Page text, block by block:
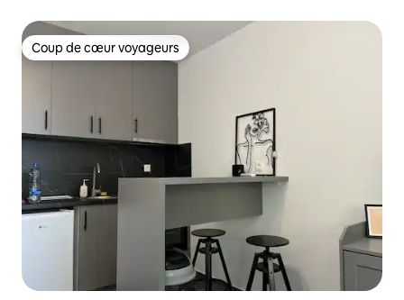
Coup de cœur voyageurs
Coup de cœur voyageurs